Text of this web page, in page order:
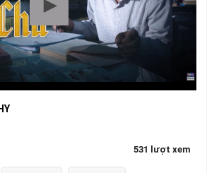
531 lượt xem